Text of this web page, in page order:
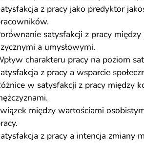
z pracy jako predyktor
satysfakcji z pracy
a umysłowymi.
charakteru pracy na poziom
z pracy a wsparcie
w satysfakcji z pracy między
między wartościami
z pracy a intencja zmiany